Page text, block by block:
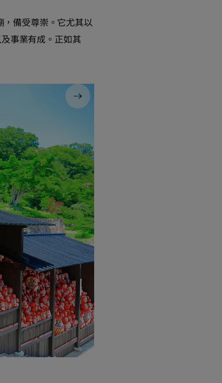
備受尊崇。它尤其以
事業有成。正如其